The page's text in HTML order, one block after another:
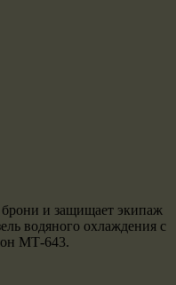
брони и защищает экипаж
водяного охлаждения с
МТ-643.